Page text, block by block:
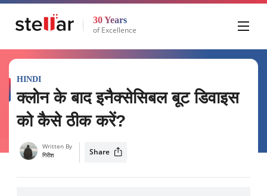
30 Years
of Excellence
HINDI
क्लोन के बाद इनैक्सेसिबल बूट डिवाइस
को कैसे ठीक करें?
Written By
गिरीश
Share